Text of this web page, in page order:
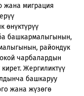
жана миграция
өнүктүрүү
башкармалыгынын,
райондук
чарбалардын
Жергиликтүү
башкаруу
жана жүзөгө